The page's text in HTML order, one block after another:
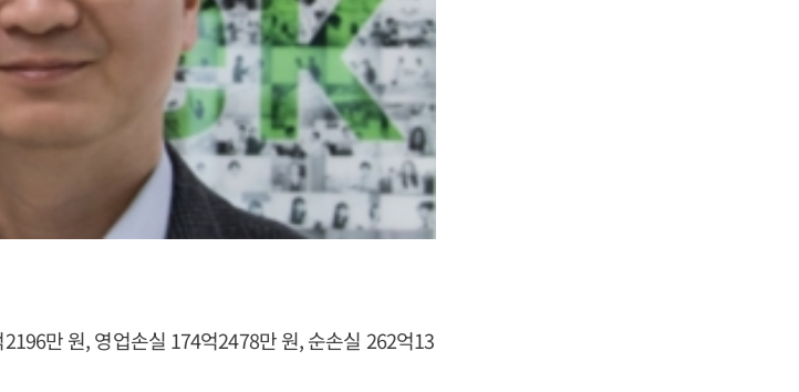
만 원, 영업손실 174억2478만 원, 순손실 262억13